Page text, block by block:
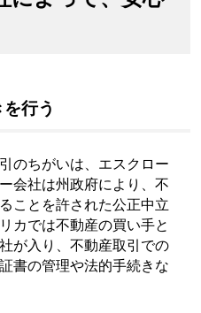
行う
のちがいは、エスクロー
会社は州政府により、不
ことを許された公正中立
カでは不動産の買い手と
が入り、不動産取引での
書の管理や法的手続きな